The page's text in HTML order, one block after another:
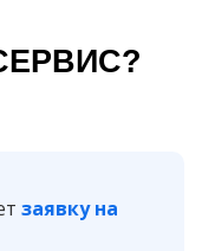
заявку на